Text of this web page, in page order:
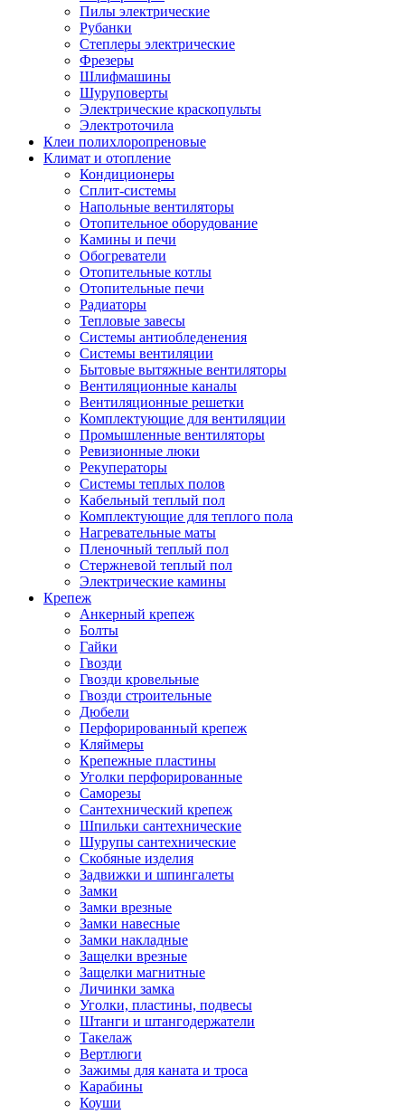
Пилы электрические
Рубанки
Степлеры электрические
Фрезеры
Шлифмашины
Шуруповерты
Электрические краскопульты
Электроточила
Клеи полихлоропреновые
Климат и отопление
Кондиционеры
Сплит-системы
Напольные вентиляторы
Отопительное оборудование
Камины и печи
Обогреватели
Отопительные котлы
Отопительные печи
Радиаторы
Тепловые завесы
Системы антиобледенения
Системы вентиляции
Бытовые вытяжные вентиляторы
Вентиляционные каналы
Вентиляционные решетки
Комплектующие для вентиляции
Промышленные вентиляторы
Ревизионные люки
Рекуператоры
Системы теплых полов
Кабельный теплый пол
Комплектующие для теплого пола
Нагревательные маты
Пленочный теплый пол
Стержневой теплый пол
Электрические камины
Крепеж
Анкерный крепеж
Болты
Гайки
Гвозди
Гвозди кровельные
Гвозди строительные
Дюбели
Перфорированный крепеж
Кляймеры
Крепежные пластины
Уголки перфорированные
Саморезы
Сантехнический крепеж
Шпильки сантехнические
Шурупы сантехнические
Скобяные изделия
Задвижки и шпингалеты
Замки
Замки врезные
Замки навесные
Замки накладные
Защелки врезные
Защелки магнитные
Личинки замка
Уголки, пластины, подвесы
Штанги и штангодержатели
Такелаж
Вертлюги
Зажимы для каната и троса
Карабины
Коуши